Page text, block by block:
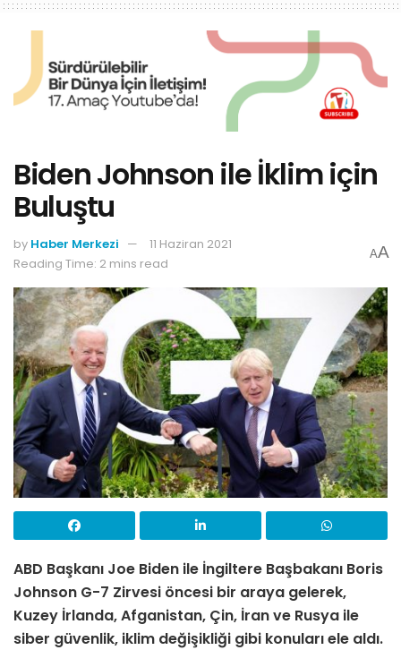
Biden Johnson ile İklim için
Buluştu
by Haber Merkezi
11 Haziran 2021
Reading Time: 2 mins read
AA
ABD Başkanı Joe Biden ile İngiltere Başbakanı Boris
Johnson G-7 Zirvesi öncesi bir araya gelerek,
Kuzey İrlanda, Afganistan, Çin, İran ve Rusya ile
siber güvenlik, iklim değişikliği gibi konuları ele aldı.